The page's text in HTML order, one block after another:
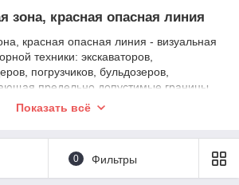
зона, красная опасная линия
красная опасная линия - визуальная
техники: экскаваторов,
погрузчиков, бульдозеров,
предельно допустимые границы
периметру погрузочного оборудования.
(проецируют на грунте) периметр
Показать всё
0 Фильтры